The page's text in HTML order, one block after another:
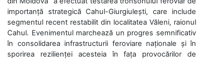
importanță strategică Cahul-Giurgiulești, care include
segmentul recent restabilit din localitatea Văleni, raionul
Cahul. Evenimentul marchează un progres semnificativ
în consolidarea infrastructurii feroviare naționale și în
sporirea rezilienței acesteia în fața provocărilor de